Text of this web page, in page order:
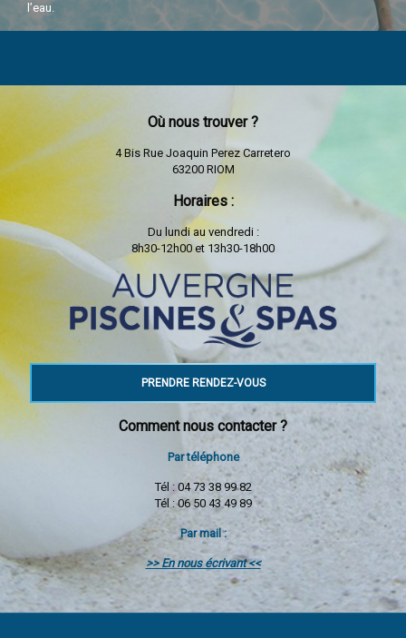
l’eau.
Où nous trouver ?
4 Bis Rue Joaquin Perez Carretero
63200 RIOM
Horaires :
Du lundi au vendredi :
8h30-12h00 et 13h30-18h00
PRENDRE RENDEZ-VOUS
Comment nous contacter ?
Par téléphone
Tél : 04 73 38 99 82
Tél : 06 50 43 49 89
Par mail :
>> En nous écrivant <<